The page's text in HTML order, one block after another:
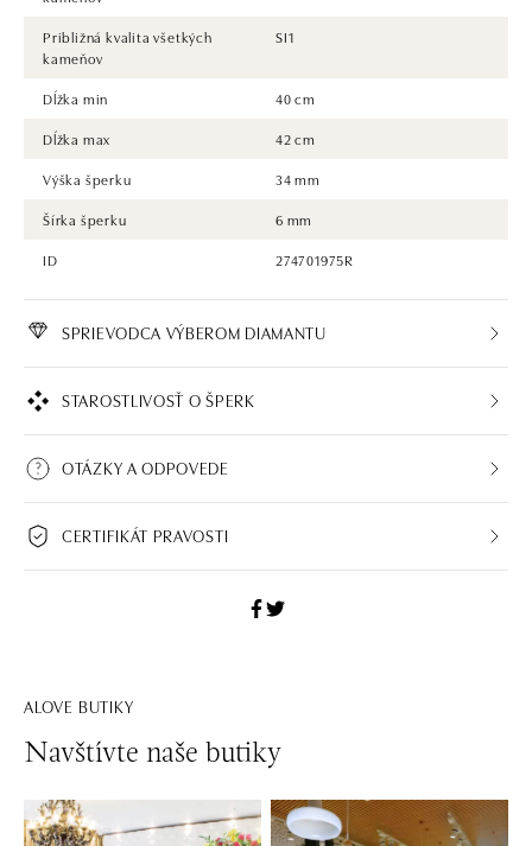
Približná kvalita všetkých
kameňov
SI1
Dĺžka min
40 cm
Dĺžka max
42 cm
Výška šperku
34 mm
Šírka šperku
6 mm
ID
274701975R
SPRIEVODCA VÝBEROM DIAMANTU
STAROSTLIVOSŤ O ŠPERK
OTÁZKY A ODPOVEDE
CERTIFIKÁT PRAVOSTI
ALOVE BUTIKY
Navštívte naše butiky